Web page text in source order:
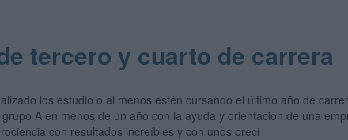
tercero y cuarto de carrera
los estudio o al menos estén cursando el último año de
A en menos de un año con la ayuda y orientación de una
con resultados increíbles y con unos preci